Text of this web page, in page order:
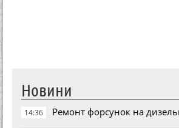
Новини
14:36 Ремонт форсунок на